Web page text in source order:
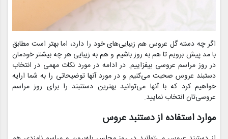
اگر چه دسته گل عروس هم زیبایی‌های خود را دارد، اما بهتر است مطابق
با مد پیش برویم تا هم به روز باشیم و هم به زیبایی هر چه بیشتر خودمان
در روز مراسم عروسی بیفزاییم. در ادامه در مورد نکات مهمی در انتخاب
دستبند عروس صحبت می‌کنیم و در مورد آنها توضیحاتی را به شما ارایه
خواهیم کرد که با آنها می‌توانید بهترین دستنبند را برای روز مراسم
عروسی‌تان انتخاب نمایید.
موارد استفاده از دستنبد عروس